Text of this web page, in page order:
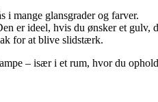
i mange glansgrader og farver.
er ideel, hvis du ønsker et gulv,
for at blive slidstærk.
– især i et rum, hvor du